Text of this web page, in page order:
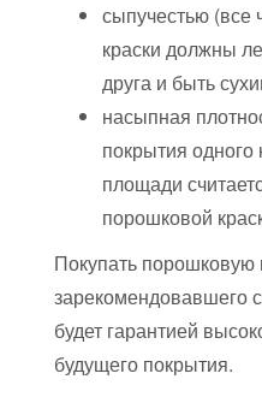
сыпучестью (все
краски должны
друга и быть
насыпная
покрытия одного
площади
порошковой
Покупать порошковую
зарекомендовавшего
будет гарантией
будущего покрытия.